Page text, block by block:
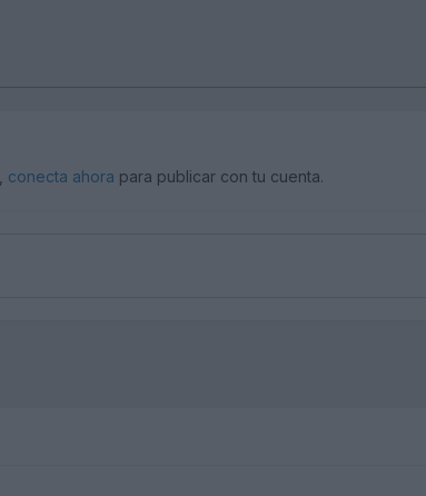
conecta ahora para publicar con tu cuenta.